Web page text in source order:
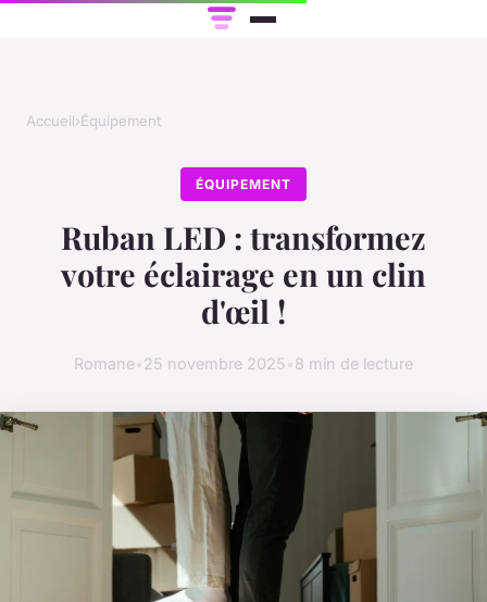
Accueil›Équipement
ÉQUIPEMENT
Ruban LED : transformez
votre éclairage en un clin
d'œil !
Romane 25 novembre 2025 8 min de lecture